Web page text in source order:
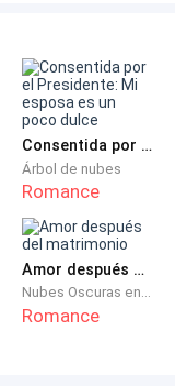
verá muy bien.
pequeños
querida?
impactado
Consentida por el Presidente: Mi esposa es un poco dulce
Árbol de nubes
Romance
Amor después del matrimonio
Nubes Oscuras en Retorno
Romance